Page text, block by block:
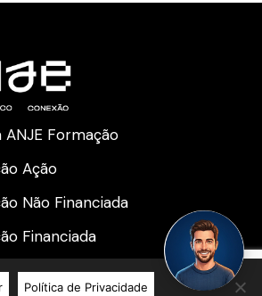
ANJE Formação
Ação
Não Financiada
Financiada
de Liderança
Política de Privacidade